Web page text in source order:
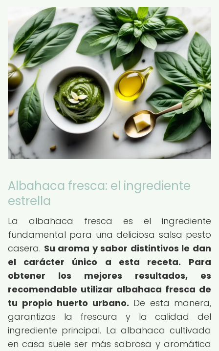
Albahaca fresca: el ingrediente
estrella
La albahaca fresca es el ingrediente
fundamental para una deliciosa salsa pesto
casera. Su aroma y sabor distintivos le dan
el carácter único a esta receta.
Para
obtener los mejores resultados, es
recomendable utilizar albahaca fresca de
tu propio huerto urbano. De esta manera,
garantizas la frescura y la calidad del
ingrediente principal. La albahaca cultivada
en casa suele ser más sabrosa y aromática